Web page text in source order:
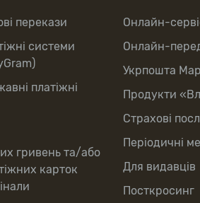
перекази
системи
платіжні
гривень та/або
карток
Онлайн-
Онлайн-
Укрпошта
Продукти
Страхові
Періодичні
Для видавців
Посткросинг